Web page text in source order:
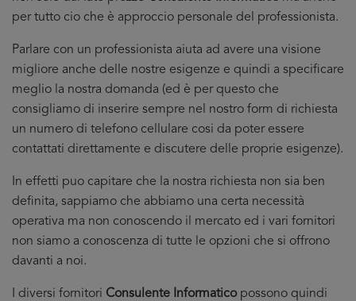
per tutto cio che è approccio personale del professionista.
Parlare con un professionista aiuta ad avere una visione
migliore anche delle nostre esigenze e quindi a specificare
meglio la nostra domanda (ed è per questo che
consigliamo di inserire sempre nel nostro form di richiesta
un numero di telefono cellulare cosi da poter essere
contattati direttamente e discutere delle proprie esigenze).
In effetti puo capitare che la nostra richiesta non sia ben
definita, sappiamo che abbiamo una certa necessità
operativa ma non conoscendo il mercato ed i vari fornitori
non siamo a conoscenza di tutte le opzioni che si offrono
davanti a noi.
I diversi fornitori Consulente Informatico possono quindi